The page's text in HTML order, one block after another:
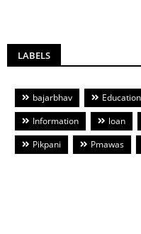
LABELS
bajarbhav Education
Information
loan
Pikpani
Pmawas